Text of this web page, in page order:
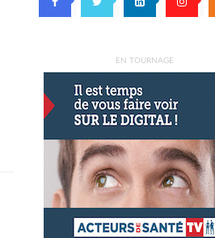
EN TOURNAGE